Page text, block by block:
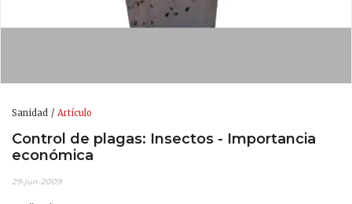
Sanidad Artículo
Control de plagas: Insectos - Importancia
económica
29-jun-2009